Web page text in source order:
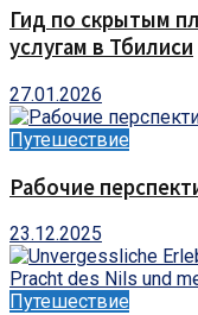
Гид по скрытым
услугам в Тбилиси
27.01.2026
Путешествие
Рабочие
23.12.2025
Путешествие